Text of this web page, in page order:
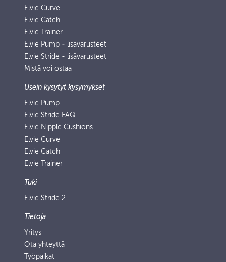
Elvie Curve
Elvie Catch
Elvie Trainer
Elvie Pump ‑ lisävarusteet
Elvie Stride - lisävarusteet
Mistä voi ostaa
Usein kysytyt kysymykset
Elvie Pump
Elvie Stride FAQ
Elvie Nipple Cushions
Elvie Curve
Elvie Catch
Elvie Trainer
Tuki
Elvie Stride 2
Tietoja
Yritys
Ota yhteyttä
Työpaikat